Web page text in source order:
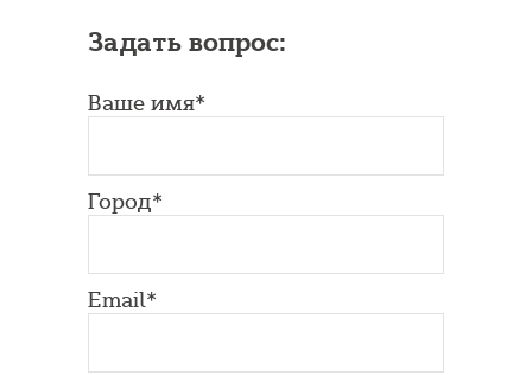
Задать вопрос:
Ваше имя*
Город*
Email*